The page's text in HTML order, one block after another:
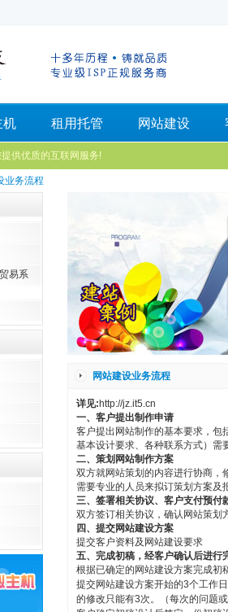
机 租用托管 网站建设
供优质的互联网服务!
业务流程
易系
网站建设业务流程
详见: http://jz.it5.cn
一、客户提出制作申请
客户提出网站制作的基本要求，包
基本设计要求、各种联系方式）需
二、策划网站制作方案
双方就网站策划的内容进行协商，
需要专业的人员来拟订策划方案及
三、签署相关协议、客户支付预付
双方签订相关协议，确认网站策划
四、提交网站建设方案
提交客户资料及网站建设要求
五、完成初稿，经客户确认后进行
根据已确定的网站建设方案完成初
提交网站建设方案开始的3个工作
的修改只能有3次。（每次的问题